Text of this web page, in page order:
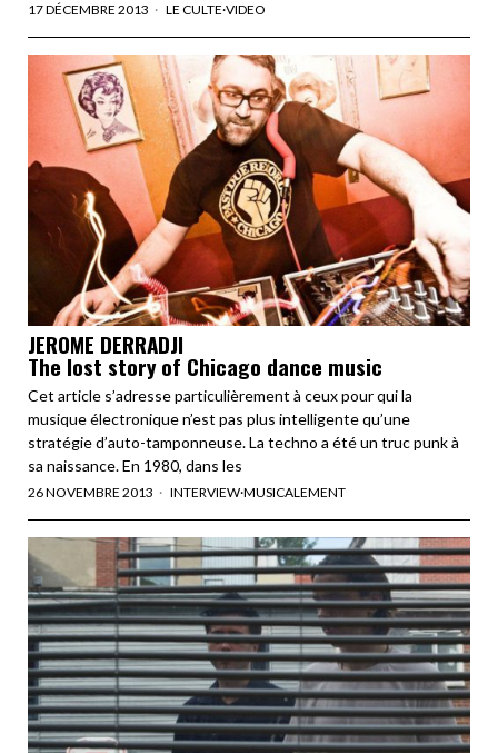
17 DÉCEMBRE 2013 LE CULTE·VIDEO
JEROME DERRADJI
The lost story of Chicago dance music
Cet article s’adresse particulièrement à ceux pour qui la
musique électronique n’est pas plus intelligente qu’une
stratégie d’auto-tamponneuse. La techno a été un truc punk à
sa naissance. En 1980, dans les
26 NOVEMBRE 2013 INTERVIEW·MUSICALEMENT